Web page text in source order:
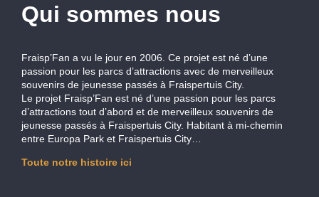
Qui sommes nous
Fraisp’Fan a vu le jour en 2006. Ce projet est né d’une
passion pour les parcs d’attractions avec de merveilleux
souvenirs de jeunesse passés à Fraispertuis City.
Le projet Fraisp’Fan est né d’une passion pour les parcs
d’attractions tout d’abord et de merveilleux souvenirs de
jeunesse passés à Fraispertuis City. Habitant à mi-chemin
entre Europa Park et Fraispertuis City…
Toute notre histoire ici